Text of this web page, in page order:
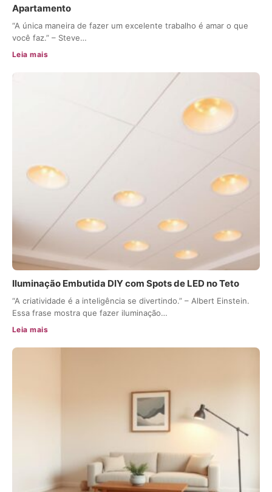
Apartamento
“A única maneira de fazer um excelente trabalho é amar o que
você faz.” – Steve…
Leia mais
Iluminação Embutida DIY com Spots de LED no Teto
“A criatividade é a inteligência se divertindo.” – Albert Einstein.
Essa frase mostra que fazer iluminação…
Leia mais